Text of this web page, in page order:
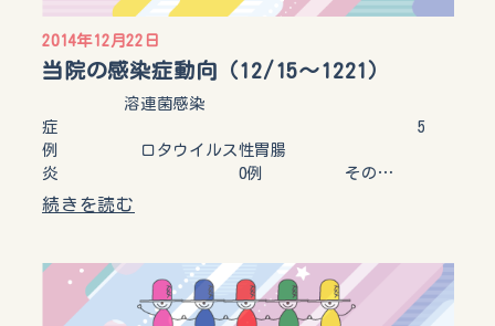
2014年12月22日
当院の感染症動向（12/15～1221）
溶連菌感染
症 5
例 ロタウイルス性胃腸
炎 0例 その…
続きを読む